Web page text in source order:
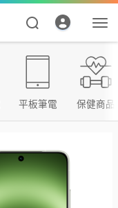
平板筆電 保健商品